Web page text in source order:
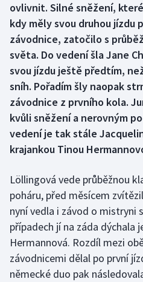
Box
Curling
Dostihy
Florbal
Futsal
Golf
Gymnastika
Házená
Jezdectví
Judo
ovlivnit. Silné sněžení,
kdy měly svou druhou jízdu
závodnice, zatočilo s
světa. Do vedení šla Jane
svou jízdu ještě předtím,
sníh. Pořadím šly naopak
závodnice z prvního kola.
kvůli sněžení a nerovným
vedení je tak stále
krajankou Tinou
Löllingová vede průběžnou
poháru, před měsícem
nyní vedla i závod o mistryni
případech jí na záda dýchala
Hermannová. Rozdíl mezi
závodnicemi dělal po první
německé duo pak